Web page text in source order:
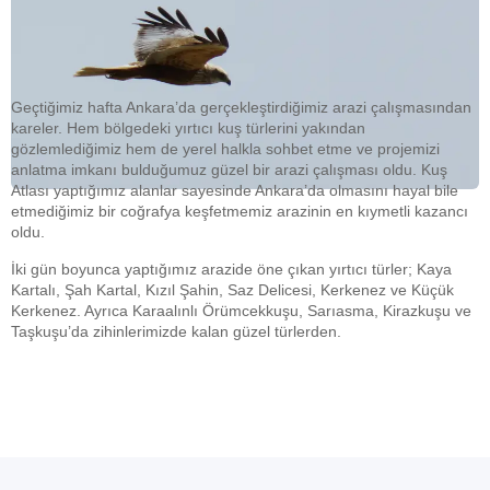
Geçtiğimiz hafta Ankara’da gerçekleştirdiğimiz arazi çalışmasından
kareler. Hem bölgedeki yırtıcı kuş türlerini yakından
gözlemlediğimiz hem de yerel halkla sohbet etme ve projemizi
anlatma imkanı bulduğumuz güzel bir arazi çalışması oldu. Kuş
Atlasıyaptığımız alanlar sayesinde Ankara’da olmasını hayal bile
etmediğimiz bir coğrafya keşfetmemiz arazinin en kıymetli kazancı
oldu.
İki gün boyunca yaptığımız arazide öne çıkan yırtıcı türler; Kaya
Kartalı, Şah Kartal, Kızıl Şahin, Saz Delicesi, Kerkenez ve Küçük
Kerkenez. Ayrıca Karaalınlı Örümcekkuşu, Sarıasma, Kirazkuşu ve
Taşkuşu’da zihinlerimizde kalan güzel türlerden.